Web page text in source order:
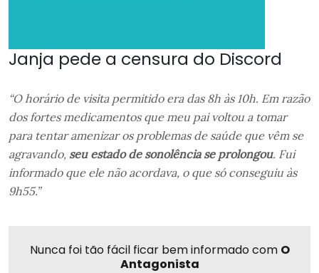
Janja pede a censura do Discord
“O horário de visita permitido era das 8h às 10h. Em razão
dos fortes medicamentos que meu pai voltou a tomar
para tentar amenizar os problemas de saúde que vêm se
agravando, seu estado de sonolência se prolongou. Fui
informado que ele não acordava, o que só conseguiu às
9h55.”
Nunca foi tão fácil ficar bem informado com O
Antagonista